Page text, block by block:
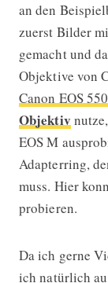
an den
zuerst Bilder
gemacht und
Objektive von
Canon EOS
Objektiv
EOS M
Adapterring,
muss. Hier
probieren.
Da ich gerne
ich natürlich